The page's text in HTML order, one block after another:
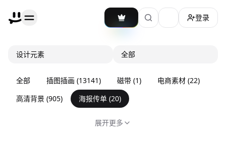
加载主题切换
登录
设计元素 全部
全部 插图插画 (13141) 磁带 (1) 电商素材 (22)
高清背景 (905) 海报传单 (20)
展开更多